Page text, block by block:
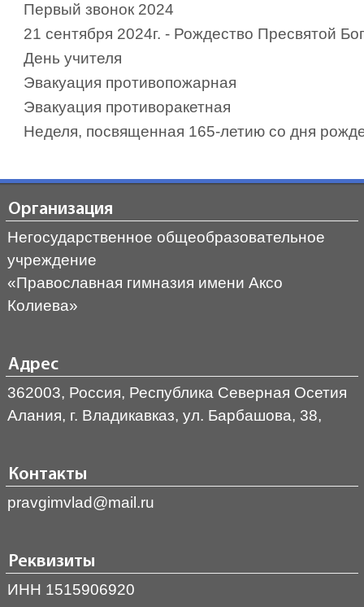
Первый звонок 2024
21 сентября 2024г. - Рождество Пресвятой
День учителя
Эвакуация противопожарная
Эвакуация противоракетная
Неделя, посвященная 165-летию со дня
Организация
Негосударственное общеобразовательное
учреждение
«Православная гимназия имени Аксо
Колиева»
Адрес
362003, Россия, Республика Северная Осетия
Алания, г. Владикавказ, ул. Барбашова, 38,
Контакты
pravgimvlad@mail.ru
Реквизиты
ИНН 1515906920